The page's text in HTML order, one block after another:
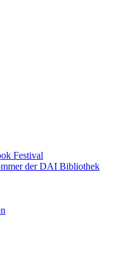
Festival
der DAI Bibliothek